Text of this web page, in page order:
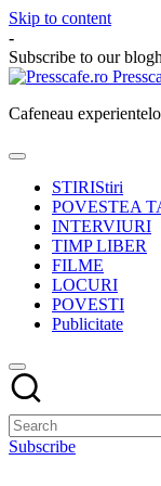
Skip to content
-
Subscribe to our
Cafeneau
STIRIStiri
POVESTEA
INTERVIURI
TIMP LIBER
FILME
LOCURI
POVESTI
Publicitate
Subscribe